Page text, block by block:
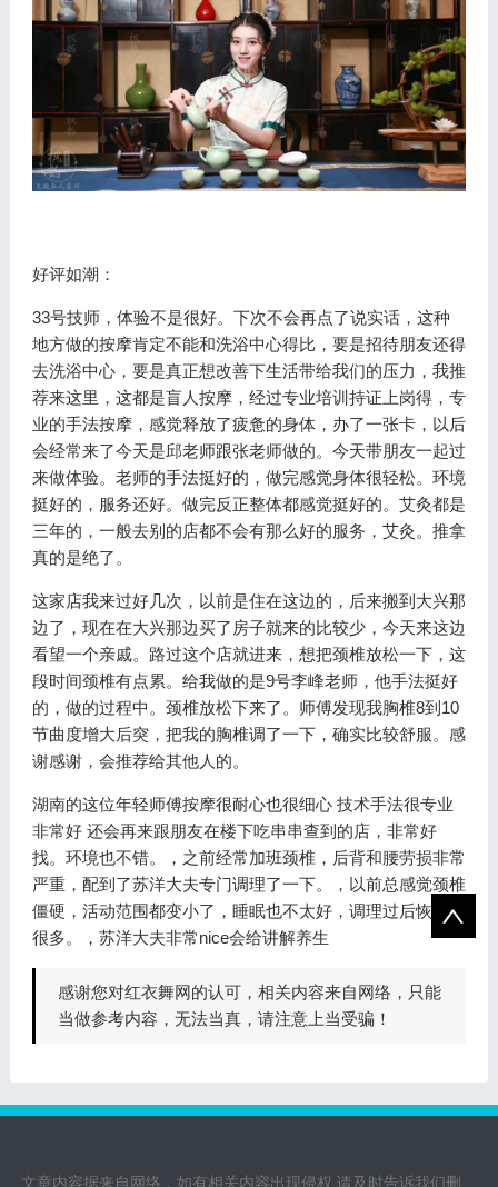
好评如潮：
33号技师，体验不是很好。下次不会再点了说实话，这种
地方做的按摩肯定不能和洗浴中心得比，要是招待朋友还得
去洗浴中心，要是真正想改善下生活带给我们的压力，我推
荐来这里，这都是盲人按摩，经过专业培训持证上岗得，专
业的手法按摩，感觉释放了疲惫的身体，办了一张卡，以后
会经常来了今天是邱老师跟张老师做的。今天带朋友一起过
来做体验。老师的手法挺好的，做完感觉身体很轻松。环境
挺好的，服务还好。做完反正整体都感觉挺好的。艾灸都是
三年的，一般去别的店都不会有那么好的服务，艾灸。推拿
真的是绝了。
这家店我来过好几次，以前是住在这边的，后来搬到大兴那
边了，现在在大兴那边买了房子就来的比较少，今天来这边
看望一个亲戚。路过这个店就进来，想把颈椎放松一下，这
段时间颈椎有点累。给我做的是9号李峰老师，他手法挺好
的，做的过程中。颈椎放松下来了。师傅发现我胸椎8到10
节曲度增大后突，把我的胸椎调了一下，确实比较舒服。感
谢感谢，会推荐给其他人的。
湖南的这位年轻师傅按摩很耐心也很细心 技术手法很专业
非常好 还会再来跟朋友在楼下吃串串查到的店，非常好
找。环境也不错。，之前经常加班颈椎，后背和腰劳损非常
严重，配到了苏洋大夫专门调理了一下。，以前总感觉颈椎
僵硬，活动范围都变小了，睡眠也不太好，调理过后恢复了
很多。，苏洋大夫非常nice会给讲解养生
感谢您对红衣舞网的认可，相关内容来自网络，只能
当做参考内容，无法当真，请注意上当受骗！
文章内容据来自网络，如有相关内容出现侵权,请及时告诉我们删